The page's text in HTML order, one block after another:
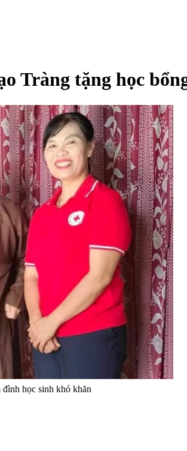
Tràng tặng học
học sinh khó khăn